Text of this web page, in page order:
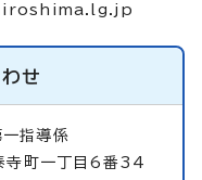
せ
指導係
町一丁目6番34